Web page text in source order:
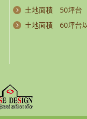
土地面積 50坪台
土地面積 60坪台